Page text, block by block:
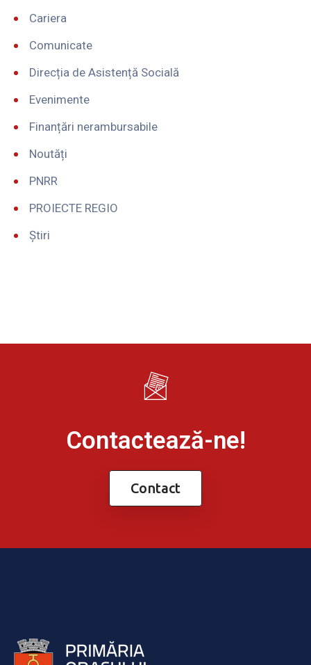
Cariera
Comunicate
Direcția de Asistență Socială
Evenimente
Finanțări nerambursabile
Noutăți
PNRR
PROIECTE REGIO
Știri
Contactează-ne!
Contact